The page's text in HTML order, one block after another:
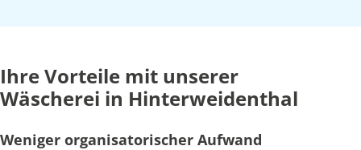
Ihre Vorteile mit unserer
Wäscherei in Hinterweidenthal
Weniger organisatorischer Aufwand